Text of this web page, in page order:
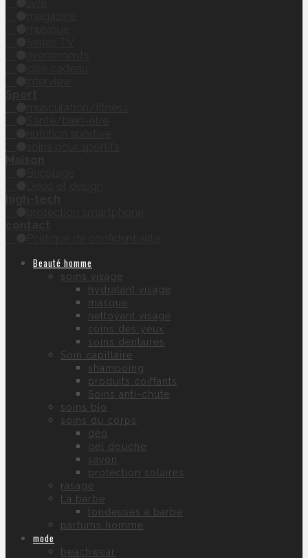
Beauté homme
soins visage
hydratant visage
masque
nettoyant visage
soins des yeux
soins dentaires
Soin capillaire
shampoing
produits coiffants
Soins anti-chute
soins bio
soins du corps
déo
gel douche
savon
protection solaires
rasage
La barbe
tondeuses à barbe
parfums homme
mode
beachwear